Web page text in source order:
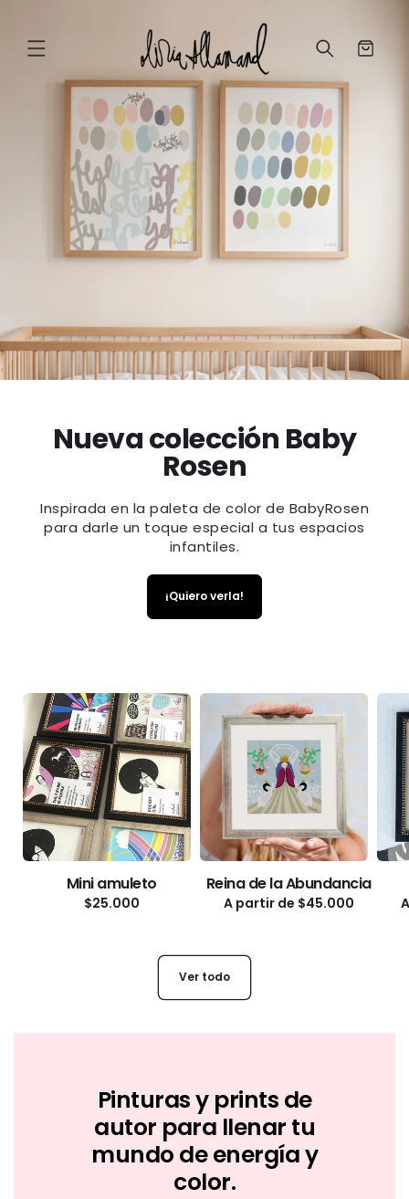
Carrito
Nueva colección Baby
Rosen
Inspirada en la paleta de color de BabyRosen
para darle un toque especial a tus espacios
infantiles.
¡Quiero verla!
Mini amuleto
Precio
$25.000
Reina de la Abundancia
Precio
habitual
A partir de $45.000
Ver todo
Pinturas y prints de
autor para llenar tu
mundo de energía y
color.